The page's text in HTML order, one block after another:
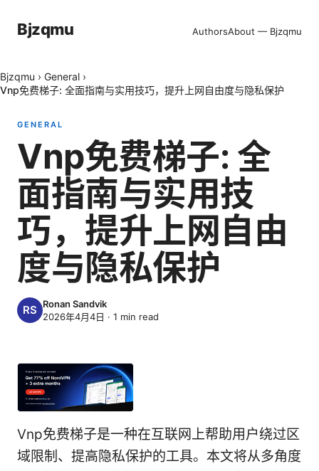
Bjzqmu AuthorsAbout — Bjzqmu
Bjzqmu › General ›
Vnp免费梯子: 全面指南与实用技巧，提升上网自由度与隐私保护
GENERAL
Vnp免费梯子: 全
面指南与实用技
巧，提升上网自由
度与隐私保护
Ronan Sandvik
2026年4月4日 · 1 min read
Vnp免费梯子是一种在互联网上帮助用户绕过区
域限制、提高隐私保护的工具。本文将从多角度